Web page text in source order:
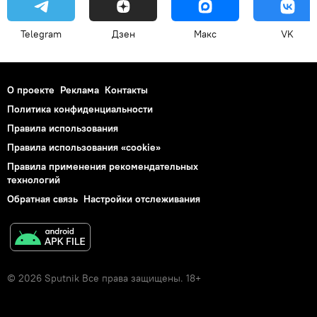
Telegram Дзен Макс VK
О проекте Реклама Контакты
Политика конфиденциальности
Правила использования
Правила использования «cookie»
Правила применения рекомендательных
технологий
Обратная связь Настройки отслеживания
© 2026 Sputnik Все права защищены. 18+